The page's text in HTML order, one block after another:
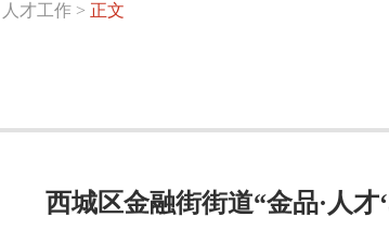
人才工作 > 正文
西城区金融街街道“金品·人才